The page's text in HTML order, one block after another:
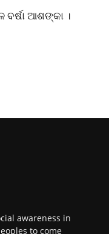
ଆଶଙ୍କା ।
awareness in
to come